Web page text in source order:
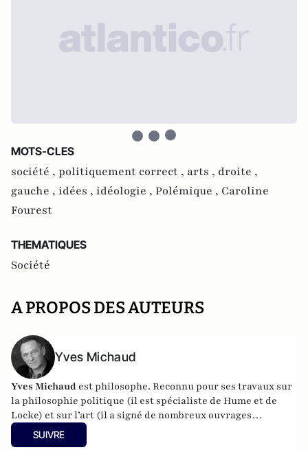
MOTS-CLES
société , politiquement correct , arts , droite ,
gauche , idées , idéologie , Polémique , Caroline
Fourest
THEMATIQUES
Société
A PROPOS DES AUTEURS
Yves Michaud
Yves Michaud est philosophe. Reconnu pour ses travaux sur
la philosophie politique (il est spécialiste de Hume et de
Locke) et sur l’art (il a signé de nombreux ouvrages
d’esthétique et a dirigé l’École des beaux-arts), il donne des
conférences dans le monde entier… quand il n’est pas à
SUIVRE